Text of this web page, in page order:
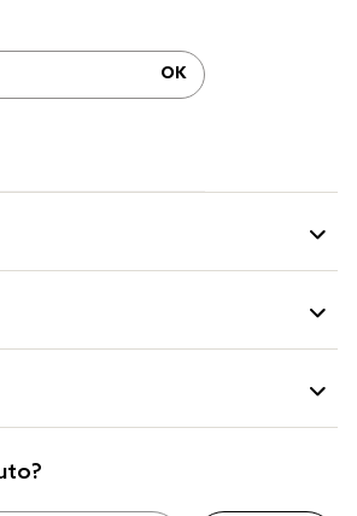
OK